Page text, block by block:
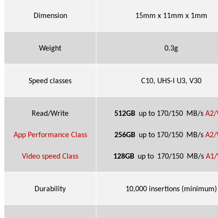
Dimension 15mm x 11mm x 1mm
Weight 0.3g
Speed classes C10, UHS-I U3, V30
Read/Write
App Performance Class
Video speed Class
512GB up to 170/150 MB/s A2/
256GB up to 170/150 MB/s A2/
128GB up to 170/150 MB/s A1/
Durability 10,000 insertions (minimum)